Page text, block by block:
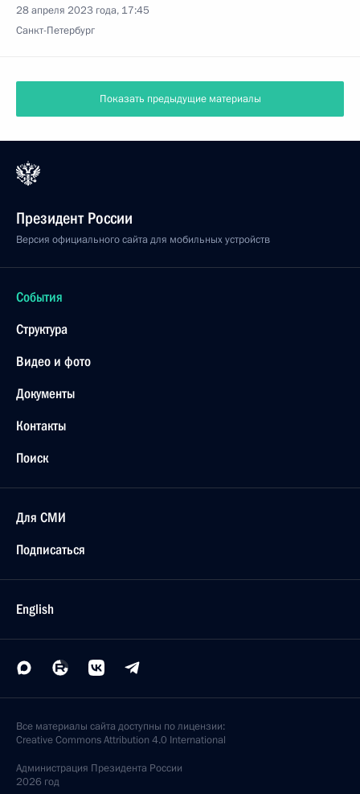
28 апреля 2023 года, 17:45
Санкт-Петербург
Показать предыдущие материалы
Президент России
Версия официального сайта для мобильных устройств
События
Структура
Видео и фото
Документы
Контакты
Поиск
Для СМИ
Подписаться
English
Все материалы сайта доступны по лицензии:
Creative Commons Attribution 4.0 International
Администрация Президента России
2026 год